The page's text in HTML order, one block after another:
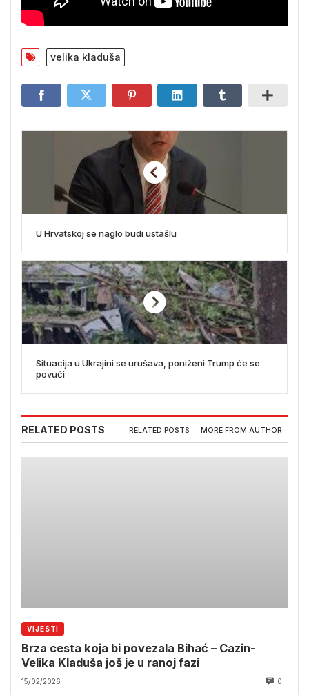
velika kladuša
U Hrvatskoj se naglo budi ustašlu
Situacija u Ukrajini se urušava, poniženi Trump će se
povući
RELATED POSTS RELATED POSTS MORE FROM AUTHOR
VIJESTI
Brza cesta koja bi povezala Bihać – Cazin-
Velika Kladuša još je u ranoj fazi
15/02/2026 0